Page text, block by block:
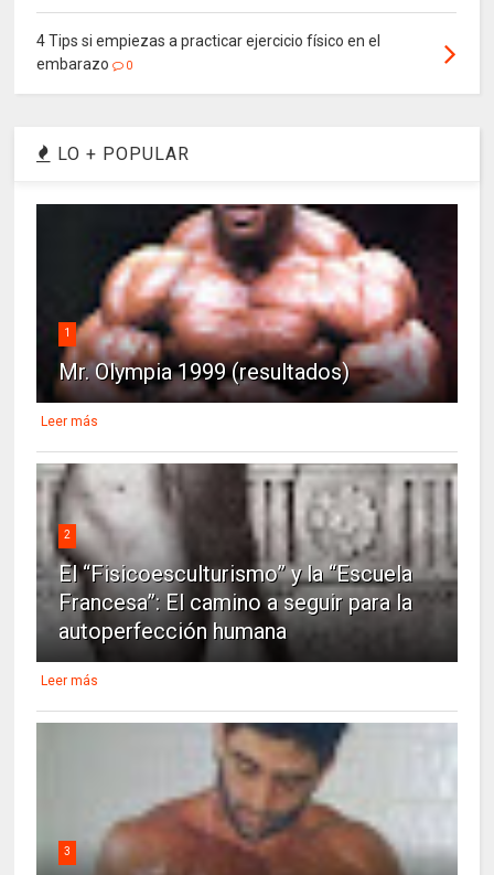
4 Tips si empiezas a practicar ejercicio físico en el
embarazo
0
LO + POPULAR
1
Mr. Olympia 1999 (resultados)
Leer más
2
El “Fisicoesculturismo” y la “Escuela
Francesa”: El camino a seguir para la
autoperfección humana
Leer más
3